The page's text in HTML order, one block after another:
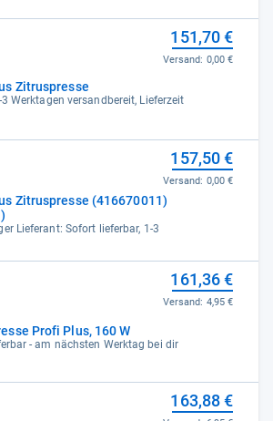
Zitruspresse
Werktagen versandbereit, Lieferzeit
151,70 €
Versand: 0,00 €
Zitruspresse (416670011)
Lieferant: Sofort lieferbar, 1-3
157,50 €
Versand: 0,00 €
Profi Plus, 160 W
- am nächsten Werktag bei dir
161,36 €
Versand: 4,95 €
163,88 €